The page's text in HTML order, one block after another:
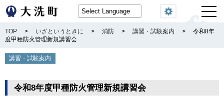
閲覧機能
TOP > いざというときに > 消防 > 講習・試験案内 >
令和8年
度甲種防火管理新規講習会
講習・試験案内
令和8年度甲種防火管理新規講習会